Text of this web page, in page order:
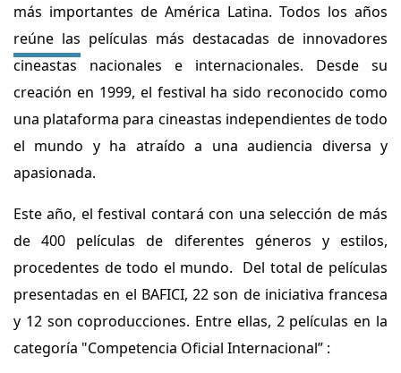
más importantes de América Latina. Todos los años
reúne las películas más destacadas de innovadores
cineastas nacionales e internacionales. Desde su
creación en 1999, el festival ha sido reconocido como
una plataforma para cineastas independientes de todo
el mundo y ha atraído a una audiencia diversa y
apasionada.
Este año, el festival contará con una selección de más
de 400 películas de diferentes géneros y estilos,
procedentes de todo el mundo. Del total de películas
presentadas en el BAFICI, 22 son de iniciativa francesa
y 12 son coproducciones. Entre ellas, 2 películas en la
categoría "Competencia Oficial Internacional” :